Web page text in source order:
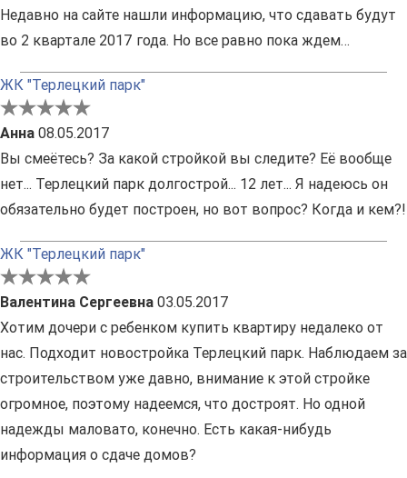
Недавно на сайте нашли информацию, что сдавать будут
во 2 квартале 2017 года. Но все равно пока ждем…
ЖК "Терлецкий парк"
Анна 08.05.2017
Вы смеётесь? За какой стройкой вы следите? Её вообще
нет... Терлецкий парк долгострой... 12 лет... Я надеюсь он
обязательно будет построен, но вот вопрос? Когда и кем?!
ЖК "Терлецкий парк"
Валентина Сергеевна 03.05.2017
Хотим дочери с ребенком купить квартиру недалеко от
нас. Подходит новостройка Терлецкий парк. Наблюдаем за
строительством уже давно, внимание к этой стройке
огромное, поэтому надеемся, что достроят. Но одной
надежды маловато, конечно. Есть какая-нибудь
информация о сдаче домов?